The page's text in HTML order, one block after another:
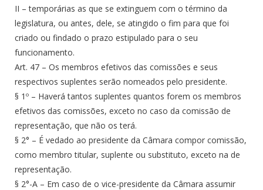
II – temporárias as que se extinguem com o término da
legislatura, ou antes, dele, se atingido o fim para que foi
criado ou findado o prazo estipulado para o seu
funcionamento.
Art. 47 – Os membros efetivos das comissões e seus
respectivos suplentes serão nomeados pelo presidente.
§ 1º – Haverá tantos suplentes quantos forem os membros
efetivos das comissões, exceto no caso da comissão de
representação, que não os terá.
§ 2° – É vedado ao presidente da Câmara compor comissão,
como membro titular, suplente ou substituto, exceto na de
representação.
§ 2°-A – Em caso de o vice-presidente da Câmara assumir